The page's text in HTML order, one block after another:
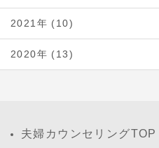
2021年 (10)
2020年 (13)
夫婦カウンセリングTOP